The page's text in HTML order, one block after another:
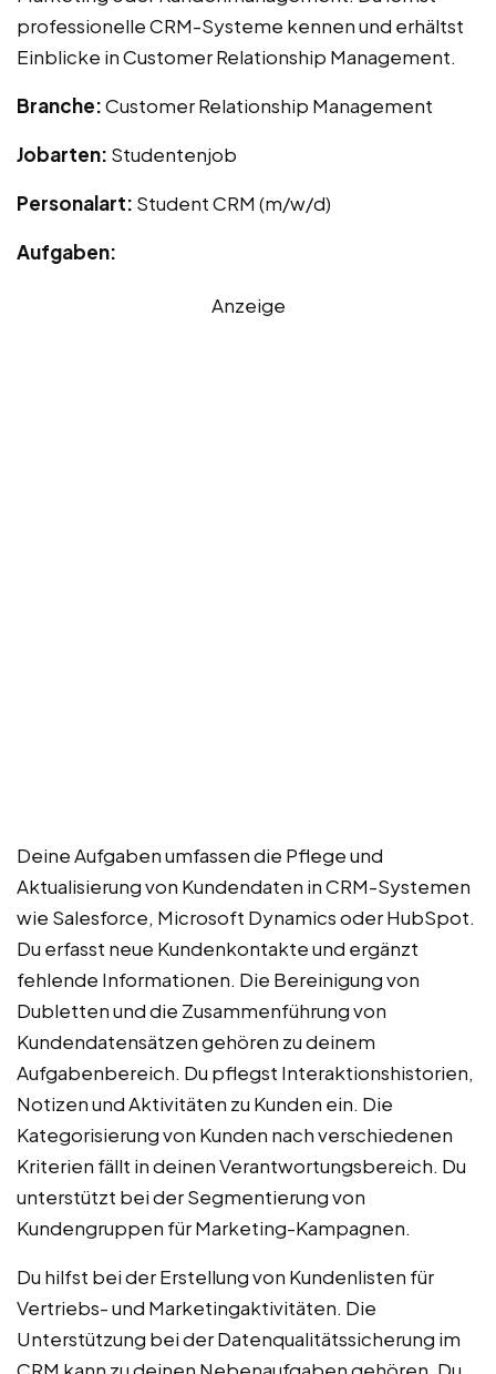
professionelle CRM-Systeme kennen und erhältst
Einblicke in Customer Relationship Management.
Branche:Customer Relationship Management
Jobarten: Studentenjob
Personalart: Student CRM (m/w/d)
Aufgaben:
Anzeige
Deine Aufgaben umfassen die Pflege und
Aktualisierung von Kundendaten in CRM-Systemen
wie Salesforce, Microsoft Dynamics oder HubSpot.
Du erfasst neue Kundenkontakte und ergänzt
fehlende Informationen. Die Bereinigung von
Dubletten und die Zusammenführung von
Kundendatensätzen gehören zu deinem
Aufgabenbereich. Du pflegst Interaktionshistorien,
Notizen und Aktivitäten zu Kunden ein. Die
Kategorisierung von Kunden nach verschiedenen
Kriterien fällt in deinen Verantwortungsbereich. Du
unterstützt bei der Segmentierung von
Kundengruppen für Marketing-Kampagnen.
Du hilfst bei der Erstellung von Kundenlisten für
Vertriebs- und Marketingaktivitäten. Die
Unterstützung bei der Datenqualitätssicherung im